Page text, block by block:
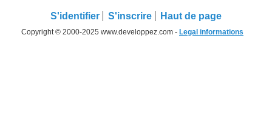
S'identifier S'inscrire Haut de page
Copyright © 2000-2025 www.developpez.com - Legal informations